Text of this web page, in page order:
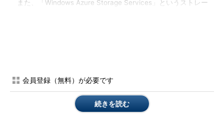
また、「Windows Azure Storage Services」というストレー
Blob（バイナリ・データ）
Queue（キュー・データ）
会員登録（無料）が必要です
続きを読む